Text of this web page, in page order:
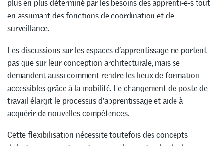
plus en plus déterminé par les besoins des apprenti-e-s tout
en assumant des fonctions de coordination et de
surveillance.
Les discussions sur les espaces d’apprentissage ne portent
pas que sur leur conception architecturale, mais se
demandent aussi comment rendre les lieux de formation
accessibles grâce à la mobilité. Le changement de poste de
travail élargit le processus d’apprentissage et aide à
acquérir de nouvelles compétences.
Cette flexibilisation nécessite toutefois des concepts